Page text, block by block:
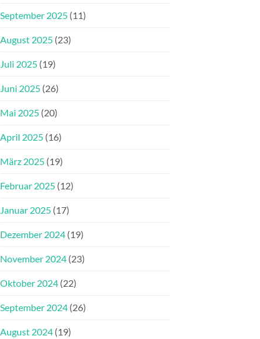
September 2025 (11)
August 2025 (23)
Juli 2025 (19)
Juni 2025 (26)
Mai 2025 (20)
April 2025 (16)
März 2025 (19)
Februar 2025 (12)
Januar 2025 (17)
Dezember 2024 (19)
November 2024 (23)
Oktober 2024 (22)
September 2024 (26)
August 2024 (19)